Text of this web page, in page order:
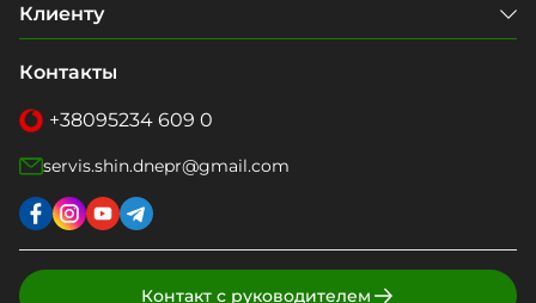
Клиенту
Контакты
+38095234 609 0
servis.shin.dnepr@gmail.com
Контакт с руководителем